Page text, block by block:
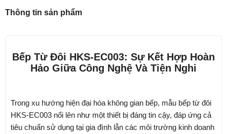
Thông tin sản phẩm
Bếp Từ Đôi HKS-EC003: Sự Kết Hợp Hoàn
Hảo Giữa Công Nghệ Và Tiện Nghi
Trong xu hướng hiện đại hóa không gian bếp, mẫu bếp từ đôi
HKS-EC003 nổi lên như một thiết bị đáng tin cậy, đáp ứng cả
tiêu chuẩn sử dụng tại gia đình lẫn các môi trường kinh doanh